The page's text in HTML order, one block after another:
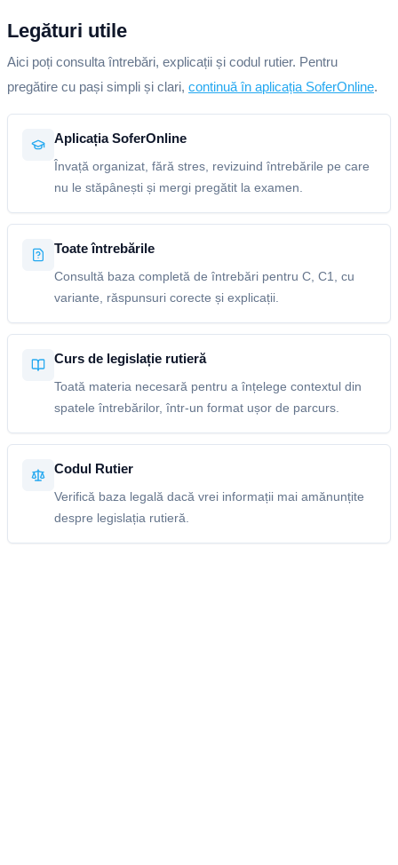
Legături utile
Aici poți consulta întrebări, explicații și codul rutier. Pentru
pregătire cu pași simpli și clari, continuă în aplicația SoferOnline.
Aplicația SoferOnline
Învață organizat, fără stres, revizuind întrebările pe care
nu le stăpânești și mergi pregătit la examen.
Toate întrebările
Consultă baza completă de întrebări pentru C, C1, cu
variante, răspunsuri corecte și explicații.
Curs de legislație rutieră
Toată materia necesară pentru a înțelege contextul din
spatele întrebărilor, într-un format ușor de parcurs.
Codul Rutier
Verifică baza legală dacă vrei informații mai amănunțite
despre legislația rutieră.